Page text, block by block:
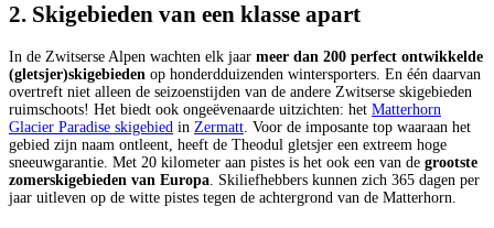
2. Skigebieden van een klasse apart
In de Zwitserse Alpen wachten elk jaar meer dan 200 perfect ontwikkelde
(gletsjer)skigebieden op honderdduizenden wintersporters. En één daarvan
overtreft niet alleen de seizoenstijden van de andere Zwitserse skigebieden
ruimschoots! Het biedt ook ongeëvenaarde uitzichten: het Matterhorn
Glacier Paradise skigebied in Zermatt . Voor de imposante top waaraan het
gebied zijn naam ontleent, heeft de Theodul gletsjer een extreem hoge
sneeuwgarantie. Met 20 kilometer aan pistes is het ook een van de grootste
zomerskigebieden van Europa . Skiliefhebbers kunnen zich 365 dagen per
jaar uitleven op de witte pistes tegen de achtergrond van de Matterhorn.